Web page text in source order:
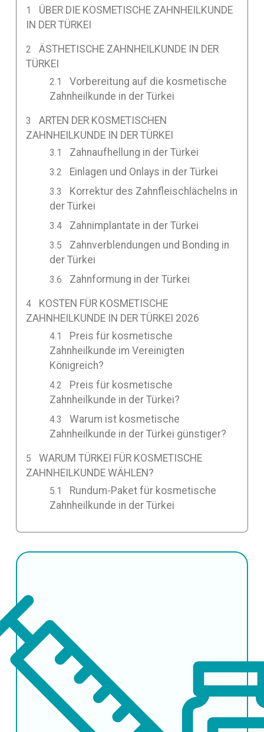
ÜBER DIE KOSMETISCHE ZAHNHEILKUNDE
IN DER TÜRKEI
ÄSTHETISCHE ZAHNHEILKUNDE IN DER
TÜRKEI
Vorbereitung auf die kosmetische
Zahnheilkunde in der Türkei
ARTEN DER KOSMETISCHEN
ZAHNHEILKUNDE IN DER TÜRKEI
Zahnaufhellung in der Türkei
Einlagen und Onlays in der Türkei
Korrektur des Zahnfleischlächelns in
der Türkei
Zahnimplantate in der Türkei
Zahnverblendungen und Bonding in
der Türkei
Zahnformung in der Türkei
KOSTEN FÜR KOSMETISCHE
ZAHNHEILKUNDE IN DER TÜRKEI 2026
Preis für kosmetische
Zahnheilkunde im Vereinigten
Königreich?
Preis für kosmetische
Zahnheilkunde in der Türkei?
Warum ist kosmetische
Zahnheilkunde in der Türkei günstiger?
WARUM TÜRKEI FÜR KOSMETISCHE
ZAHNHEILKUNDE WÄHLEN?
Rundum-Paket für kosmetische
Zahnheilkunde in der Türkei